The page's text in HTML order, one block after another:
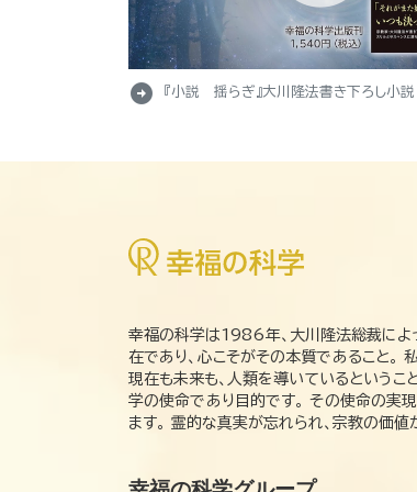
arrow_circle_right 『小説 揺らぎ』大川隆法書き下ろし小説
幸福の科学は1986年、大川隆法総裁によ
在であり、心こそがその本質であること。
現在も未来も、人類を導いているというこ
学の使命であり目的です。 その使命の実
ます。 霊的な真実が忘れられ、宗教の価